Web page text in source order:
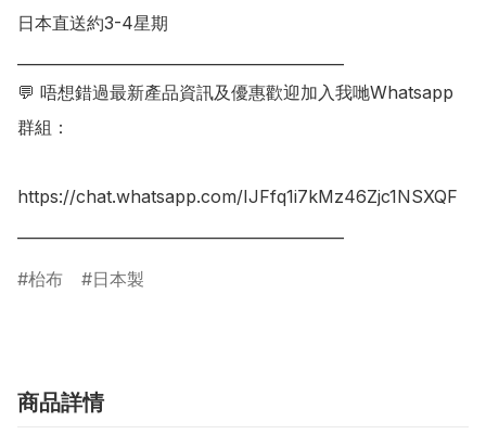
日本直送約3-4星期
💬 唔想錯過最新產品資訊及優惠歡迎加入我哋Whatsapp
群組：
https://chat.whatsapp.com/IJFfq1i7kMz46Zjc1NSXQF
枱布 日本製
商品詳情